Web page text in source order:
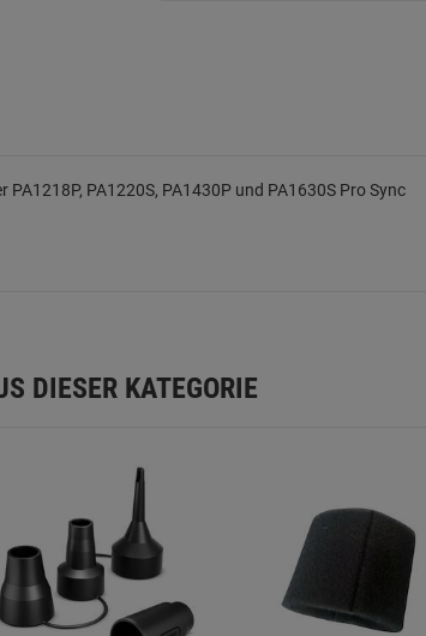
PA1220S, PA1430P und PA1630S Pro Sync
DIESER KATEGORIE